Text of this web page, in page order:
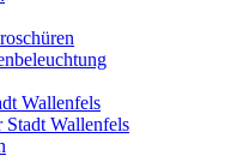
Wallenfels
Stadt Wallenfels